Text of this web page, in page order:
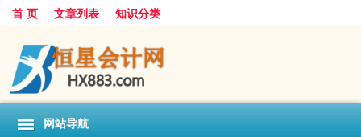
首 页 文章列表 知识分类
网站导航